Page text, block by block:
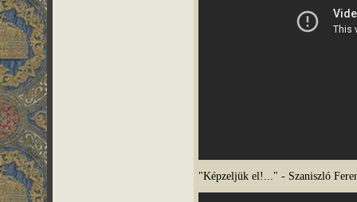
"Képzeljük el!..." - Szaniszló